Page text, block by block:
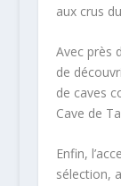
aux crus
Avec près
de
de caves
Cave de
Enfin,
sélection,